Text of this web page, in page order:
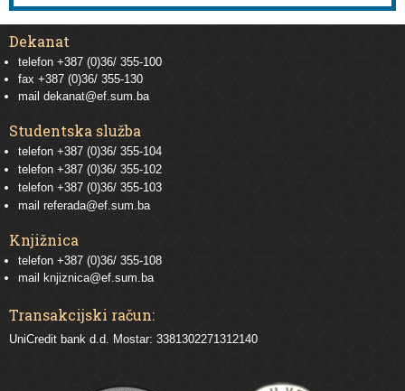
Dekanat
telefon +387 (0)36/ 355-100
fax +387 (0)36/ 355-130
mail dekanat@ef.sum.ba
Studentska služba
telefon +387 (0)36/ 355-104
telefon +387 (0)36/ 355-102
telefon +387 (0)36/ 355-103
mail referada@ef.sum.ba
Knjižnica
telefon +387 (0)36/ 355-108
mail knjiznica@ef.sum.ba
Transakcijski račun:
UniCredit bank d.d. Mostar: 3381302271312140